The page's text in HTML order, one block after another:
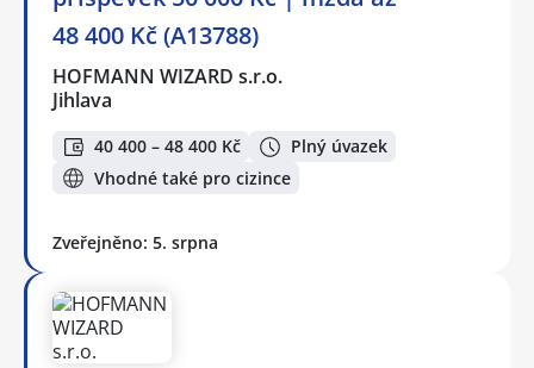
48 400 Kč (A13788)
HOFMANN WIZARD s.r.o.
Jihlava
40 400 – 48 400 Kč
Plný úvazek
Vhodné také pro cizince
Zveřejněno: 5. srpna